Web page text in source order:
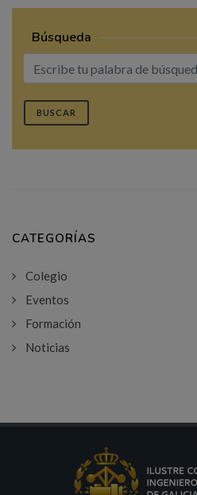
Búsqueda
BUSCAR
CATEGORÍAS
Colegio
Eventos
Formación
Noticias